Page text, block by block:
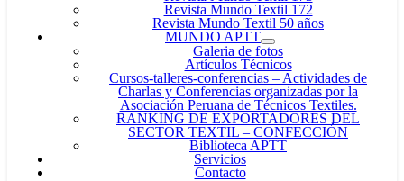
Revista Mundo Textil 172
Revista Mundo Textil 50 años
MUNDO APTT
Galeria de fotos
Artículos Técnicos
Cursos-talleres-conferencias – Actividades de
Charlas y Conferencias organizadas por la
Asociación Peruana de Técnicos Textiles.
RANKING DE EXPORTADORES DEL
SECTOR TEXTIL – CONFECCIÓN
Biblioteca APTT
Servicios
Contacto